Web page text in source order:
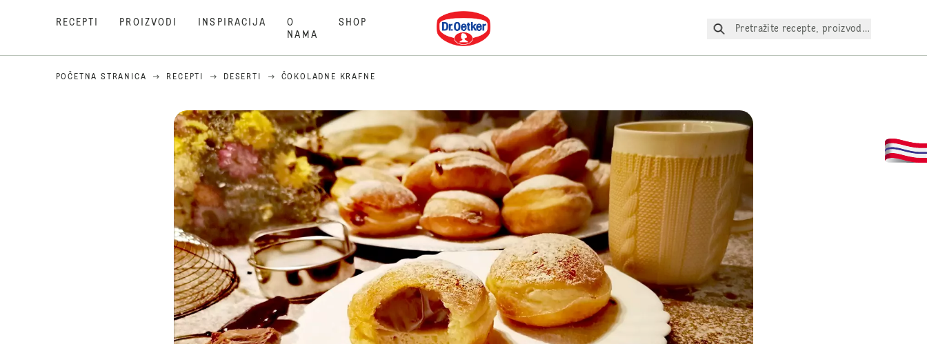
RECEPTI PROIZVODI INSPIRACIJA
O
NAMA
SHOP Dr. Oetker
Pretražite recepte, proizvode itd.
POČETNA STRANICA RECEPTI DESERTI ČOKOLADNE KRAFNE